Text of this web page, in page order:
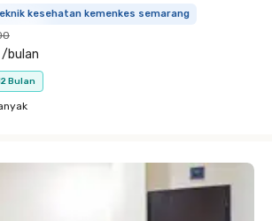
kesehatan kemenkes semarang
/bulan
Bulan